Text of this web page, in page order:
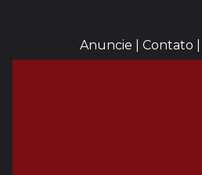
Anuncie | Contato